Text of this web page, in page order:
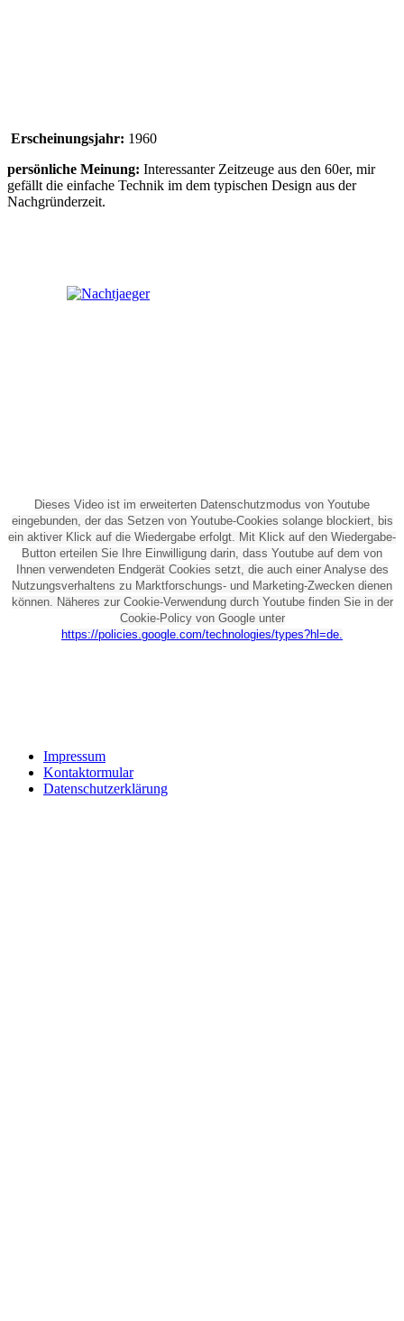
Erscheinungsjahr: 1960
persönliche Meinung: Interessanter Zeitzeuge aus den 60er, mir
gefällt die einfache Technik im dem typischen Design aus der
Nachgründerzeit.
Dieses Video ist im erweiterten Datenschutzmodus von Youtube
eingebunden, der das Setzen von Youtube-Cookies solange blockiert, bis
ein aktiver Klick auf die Wiedergabe erfolgt. Mit Klick auf den Wiedergabe-
Button erteilen Sie Ihre Einwilligung darin, dass Youtube auf dem von
Ihnen verwendeten Endgerät Cookies setzt, die auch einer Analyse des
Nutzungsverhaltens zu Marktforschungs- und Marketing-Zwecken dienen
können. Näheres zur Cookie-Verwendung durch Youtube finden Sie in der
Cookie-Policy von Google unter
https://policies.google.com/technologies/types?hl=de.
Impressum
Kontaktormular
Datenschutzerklärung